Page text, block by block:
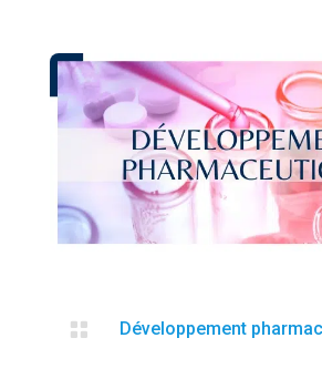
 Développement